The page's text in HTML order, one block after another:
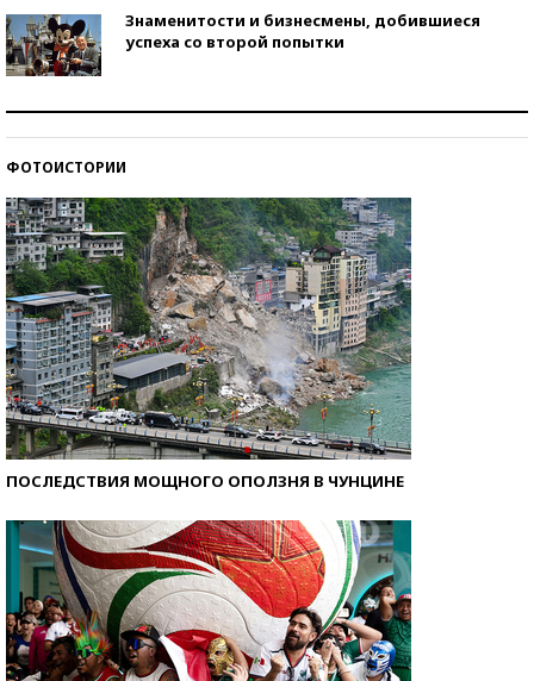
Знаменитости и бизнесмены, добившиеся
успеха со второй попытки
ФОТОИСТОРИИ
ПОСЛЕДСТВИЯ МОЩНОГО ОПОЛЗНЯ В ЧУНЦИНЕ